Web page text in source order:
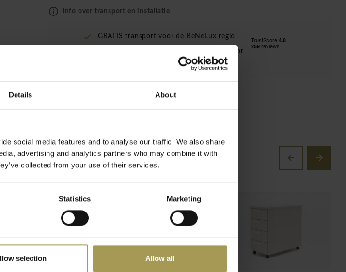
Details About
social media features and to analyse our traffic. We also share
advertising and analytics partners who may combine it with
collected from your use of their services.
Statistics Marketing
selection Allow all
Info over transport en installatie
GRATIS transport voor de BeNeLux regio!
Montage inclusief vanaf €1500 ( enkel voor